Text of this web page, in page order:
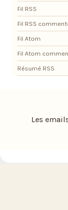
Fil RSS
Fil RSS
Fil Atom
Fil Atom
Résumé RSS
Les